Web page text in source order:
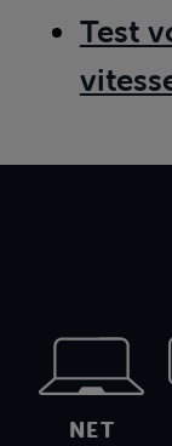
Test
NET